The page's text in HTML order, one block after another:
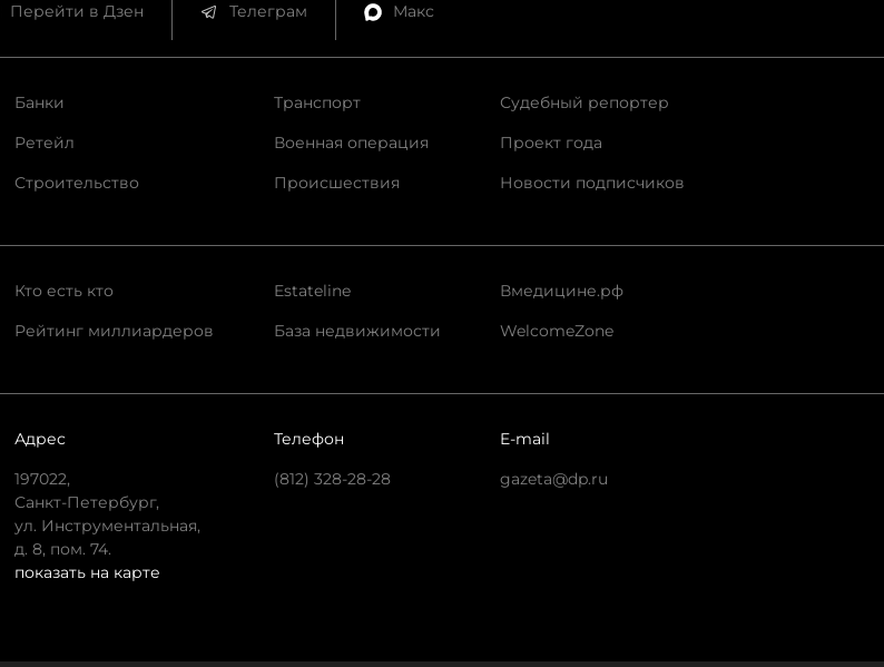
Перейти в Дзен Телеграм Макс
Банки
Ретейл
Строительство
Транспорт
Военная операция
Происшествия
Судебный репортер
Проект года
Новости подписчиков
Кто есть кто
Рейтинг миллиардеров
Estateline
База недвижимости
Вмедицине.рф
WelcomeZone
Адрес
197022,
Санкт-Петербург,
ул. Инструментальная,
д. 8, пом. 74.
показать на карте
Телефон
(812) 328-28-28
E-mail
gazeta@dp.ru